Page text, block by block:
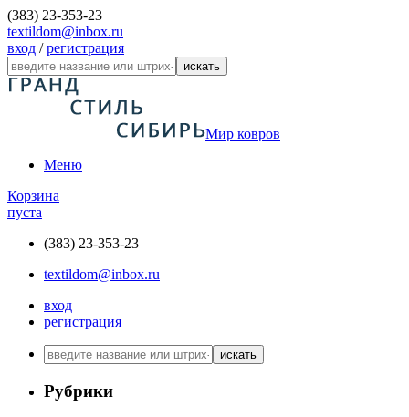
(383) 23-353-23
textildom@inbox.ru
вход /регистрация
искать
Мир ковров
Меню
Корзина
пуста
(383) 23-353-23
textildom@inbox.ru
вход
регистрация
искать
Рубрики